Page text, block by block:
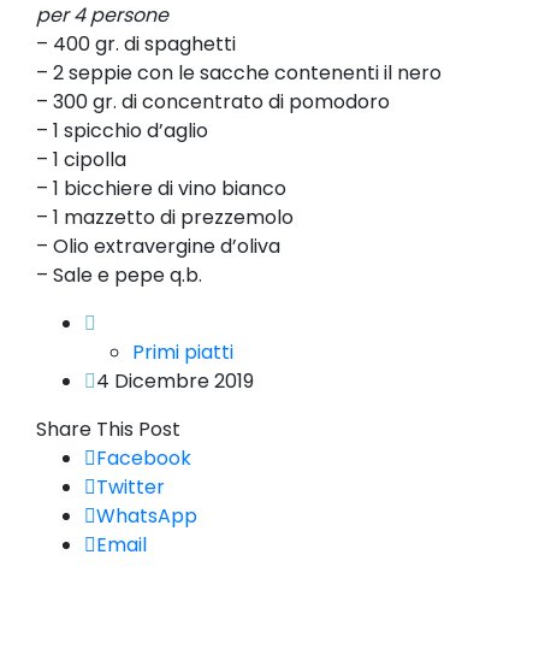
per 4 persone
– 400 gr. di spaghetti
– 2 seppie con le sacche contenenti il nero
– 300 gr. di concentrato di pomodoro
– 1 spicchio d’aglio
– 1 cipolla
– 1 bicchiere di vino bianco
– 1 mazzetto di prezzemolo
– Olio extravergine d’oliva
– Sale e pepe q.b.
Primi piatti
4 Dicembre 2019
Share This Post
Facebook
Twitter
WhatsApp
Email